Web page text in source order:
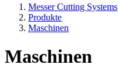
Messer Cutting Systems
Produkte
Maschinen
Maschinen